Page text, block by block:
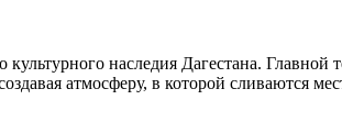
наследия Дагестана. Главной
атмосферу, в которой сливаются